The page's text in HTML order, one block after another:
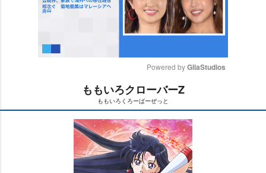
t
e
Powered by GliaStudios
ももいろクローバーZ
ももいろくろーばーぜっと